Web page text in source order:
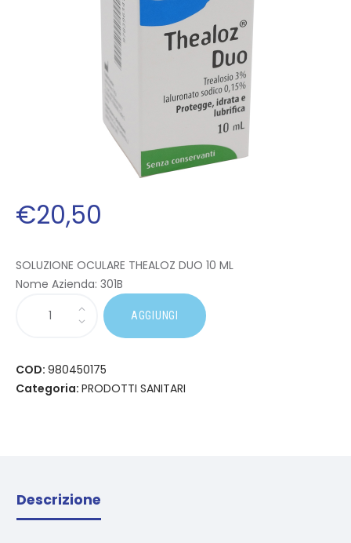
€20,50
SOLUZIONE OCULARE THEALOZ DUO 10 ML
Nome Azienda: 301B
AGGIUNGI
COD: 980450175
Categoria: PRODOTTI SANITARI
Descrizione